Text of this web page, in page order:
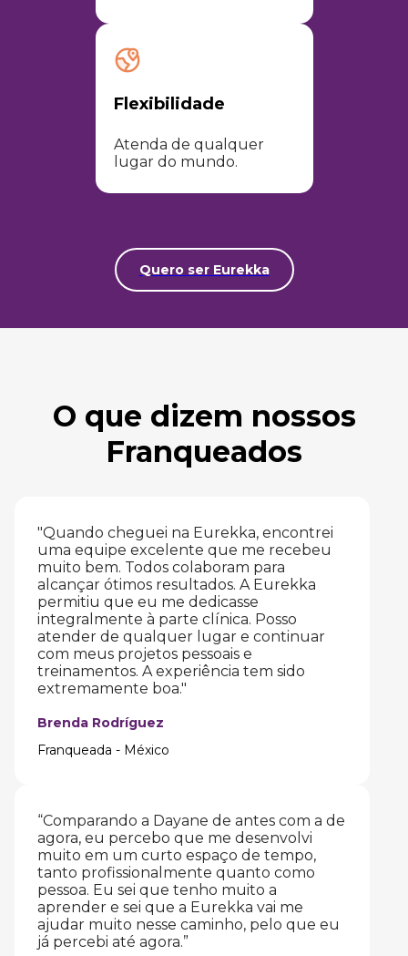
Flexibilidade
Atenda de qualquer
lugar do mundo.​
Quero ser Eurekka
O que dizem nossos
Franqueados
"Quando cheguei na Eurekka, encontrei
uma equipe excelente que me recebeu
muito bem. Todos colaboram para
alcançar ótimos resultados. A Eurekka
permitiu que eu me dedicasse
integralmente à parte clínica. Posso
atender de qualquer lugar e continuar
com meus projetos pessoais e
treinamentos. A experiência tem sido
extremamente boa."
Brenda Rodríguez
Franqueada - México
“Comparando a Dayane de antes com a de
agora, eu percebo que me desenvolvi
muito em um curto espaço de tempo,
tanto profissionalmente quanto como
pessoa. Eu sei que tenho muito a
aprender e sei que a Eurekka vai me
ajudar muito nesse caminho, pelo que eu
já percebi até agora.”